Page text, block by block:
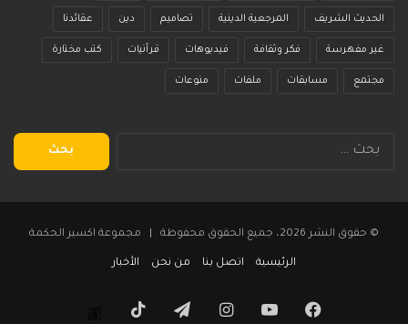
الحديث الشريف المرجعية الدينية تصاميم دين عقائدنا
غير مفهرسة فكر وثقافة فيديوهات قرآنيات كتب مختارة
مجتمع مسابقات ملفات منوعات
البحث
© حقوق النشر 2026، جميع الحقوق محفوظة | مجموعة اكسير الحكمة
الرئيسية اتصل بنا من نحن الأخبار
فيسبوكيوتيوب انستقرامتيلقرام